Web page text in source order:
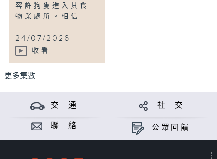
容許狗隻進入其食
物業處所。相信...
24/07/2026
收看
更多集數 ...
交 通 社 交
聯 絡 公眾回饋